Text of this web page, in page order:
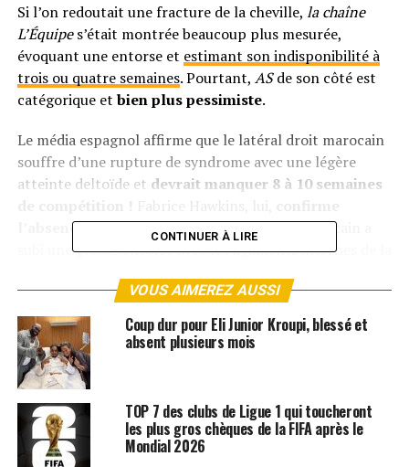
Si l’on redoutait une fracture de la cheville, la chaîne
L’Équipes’était montrée beaucoup plus mesurée,
évoquant une entorse et estimant son indisponibilité à
trois ou quatre semaines. Pourtant, ASde son côté est
catégorique etbien plus pessimiste.
Le média espagnol affirme que le latéral droit marocain
souffre d’une rupture de syndrome avec une légère
atteinte deltoïde et devrait manquer 8 à 10 semaines
l’absence de fracturemais précise que le Marocain a
subi une grosse entorse avec les ligaments internes de la
absence de 6 à 8 semaines.
Quoiqu’il en soit, Hakimi ne reviendra pas avant 2026 et
ne pourra, sauf retournement de situation, disputer
le début de la CAN
Maroc (21 décembre 2025-18 janvier 2026).
Forcément, ce coup dur n’a pas fini de faire causer. Le
PSG va devoir faire sans son joueur alors que les Lions de
CONTINUER À LIRE
VOUS AIMEREZ AUSSI
Coup dur pour Eli Junior Kroupi, blessé et
absent plusieurs mois
TOP 7 des clubs de Ligue 1 qui toucheront
les plus gros chèques de la FIFA après le
Mondial 2026